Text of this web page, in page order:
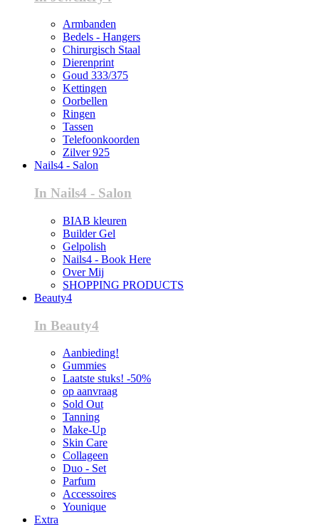
Armbanden
Bedels - Hangers
Chirurgisch Staal
Dierenprint
Goud 333/375
Kettingen
Oorbellen
Ringen
Tassen
Telefoonkoorden
Zilver 925
Nails4 - Salon
In Nails4 - Salon
BIAB kleuren
Builder Gel
Gelpolish
Nails4 - Book Here
Over Mij
SHOPPING PRODUCTS
Beauty4
In Beauty4
Aanbieding!
Gummies
Laatste stuks! -50%
op aanvraag
Sold Out
Tanning
Make-Up
Skin Care
Collageen
Duo - Set
Parfum
Accessoires
Younique
Extra